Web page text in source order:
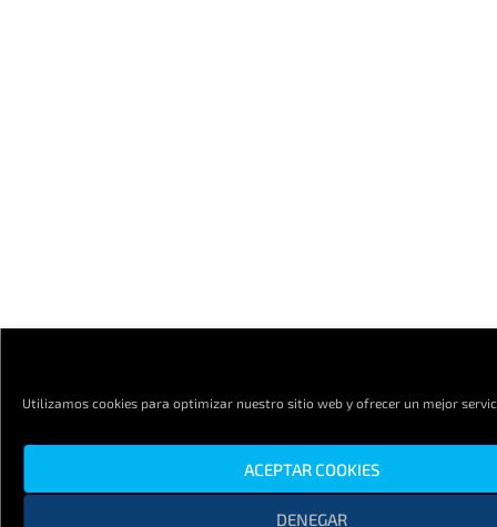
Utilizamos cookies para optimizar nuestro sitio web y ofrecer un mejor
ACEPTAR COOKIES
DENEGAR